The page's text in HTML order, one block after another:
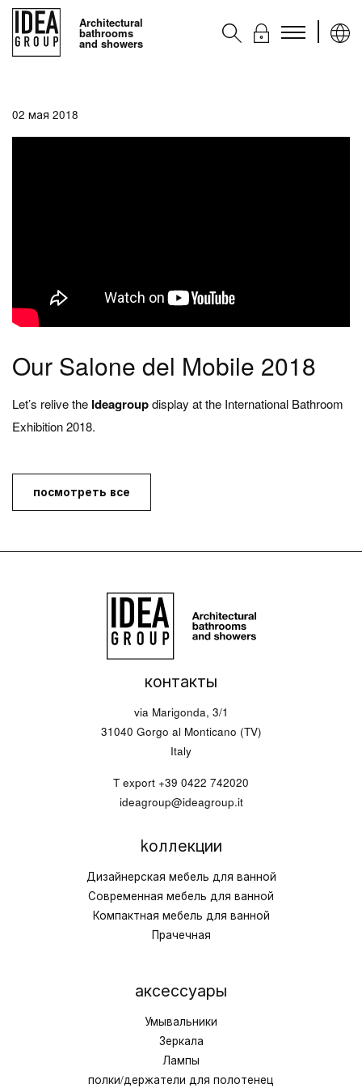
Architectural
bathrooms
and showers
02 мая 2018
Our Salone del Mobile 2018
Let’s relive the Ideagroupdisplay at the International Bathroom
Exhibition 2018.
посмотреть все
контакты
via Marigonda, 3/1
31040 Gorgo al Monticano (TV)
Italy
T export +39 0422 742020
ideagroup@ideagroup.it
kоллекции
Дизайнерская мебель для ванной
Современная мебель для ванной
Компактная мебель для ванной
Прачечная
аксессуары
Умывальники
Зеркала
Лампы
полки/держатели для полотенец